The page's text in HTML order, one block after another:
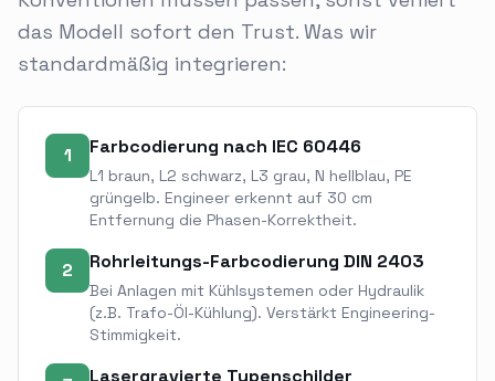
das Modell sofort den Trust. Was wir
standardmäßig integrieren:
1 Farbcodierung nach IEC 60446
L1 braun, L2 schwarz, L3 grau, N hellblau, PE
grüngelb. Engineer erkennt auf 30 cm
Entfernung die Phasen-Korrektheit.
2 Rohrleitungs-Farbcodierung DIN 2403
Bei Anlagen mit Kühlsystemen oder Hydraulik
(z.B. Trafo-Öl-Kühlung). Verstärkt Engineering-
Stimmigkeit.
Lasergravierte Typenschilder